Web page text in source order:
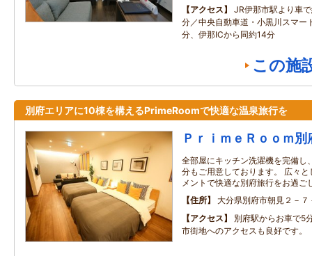
アクセス
JR伊那市駅より車
分／中央自動車道・小黒川スマー
分、伊那ICから同約14分
この施
別府エリアに10棟を構えるPrimeRoomで快適な温泉旅行を
ＰｒｉｍｅＲｏｏｍ
全部屋にキッチン洗濯機を完備し
分もご用意しております。 広々
メントで快適な別府旅行をお過ご
住所
大分県別府市朝見２－７
アクセス
別府駅からお車で5
市街地へのアクセスも良好です。